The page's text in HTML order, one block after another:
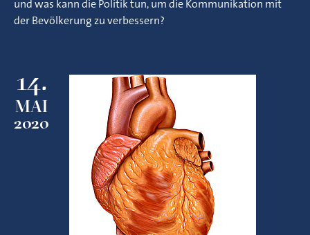
und was kann die Politik tun, um die Kommunikation mit
der Bevölkerung zu verbessern?
14.
MAI
2020